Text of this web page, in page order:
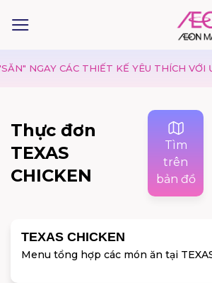
NGAY CÁC THIẾT KẾ YÊU THÍCH VỚI
Thực đơn
TEXAS
CHICKEN
Tìm
trên
bản đồ
TEXAS CHICKEN
Menu tổng hợp các món ăn tại